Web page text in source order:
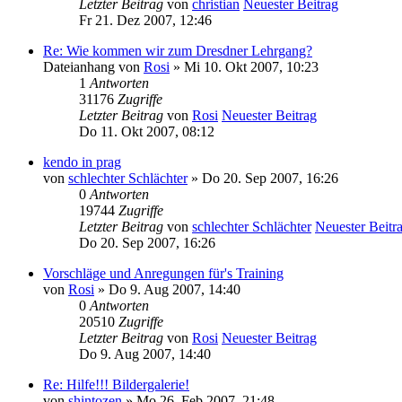
Letzter Beitrag von christian Neuester Beitrag
Fr 21. Dez 2007, 12:46
Re: Wie kommen wir zum Dresdner Lehrgang?
Dateianhang von Rosi » Mi 10. Okt 2007, 10:23
1 Antworten
31176 Zugriffe
Letzter Beitrag von Rosi Neuester Beitrag
Do 11. Okt 2007, 08:12
kendo in prag
von schlechter Schlächter» Do 20. Sep 2007, 16:26
0 Antworten
19744 Zugriffe
Letzter Beitrag von schlechter Schlächter Neuester
Do 20. Sep 2007, 16:26
Vorschläge und Anregungen für's Training
von Rosi » Do 9. Aug 2007, 14:40
0 Antworten
20510 Zugriffe
Letzter Beitrag von Rosi Neuester Beitrag
Do 9. Aug 2007, 14:40
Re: Hilfe!!! Bildergalerie!